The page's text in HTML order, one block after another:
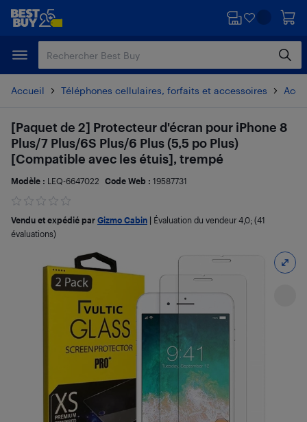
Passer
principal
Passer
Accueil Téléphones cellulaires, forfaits et accessoires
[Paquet de 2] Protecteur d'écran pour iPhone 8
Plus/7 Plus/6S Plus/6 Plus (5,5 po Plus)
[Compatible avec les étuis], trempé
Modèle : LEQ-6647022 Code Web : 19587731
Vendu et expédié par Gizmo Cabin Évaluation du vendeur 4,0; (41
évaluations)